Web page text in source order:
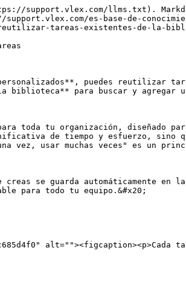
support.vlex.com/llms.txt).
es-base-de-
tareas-existentes-de-la-
puedes reutilizar
biblioteca** para buscar y agregar
toda tu organización, diseñado
de tiempo y esfuerzo, sino
vez, usar muchas veces" es un
se guarda automáticamente
para todo tu equipo.&#x20;